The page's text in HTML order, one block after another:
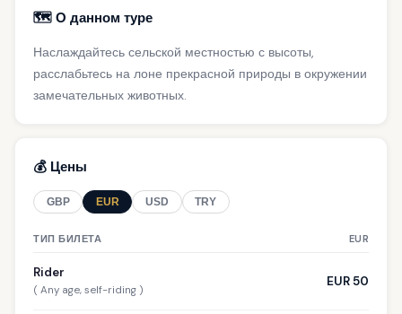
🗺️ О данном туре
Наслаждайтесь сельской местностью с высоты,
расслабьтесь на лоне прекрасной природы в окружении
замечательных животных.
💰 Цены
GBP EUR USD TRY
ТИП БИЛЕТА EUR
Rider
( Any age, self-riding )
EUR 50